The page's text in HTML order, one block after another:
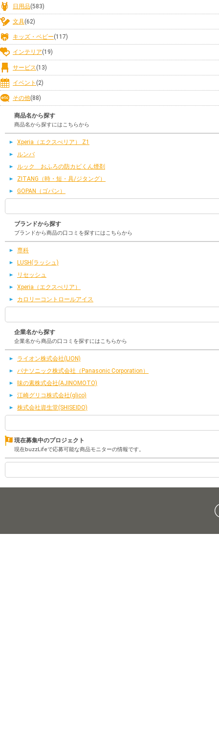
日用品(583)
文具(62)
キッズ・ベビー(117)
インテリア(19)
サービス (13)
イベント (2)
その他(88)
商品名から探す
商品名から探すにはこちらから
Xperia（エクスぺリア） Z1
ルンバ
ルック おふろの防カビくん煙剤
ZITANG（時・短・具/ジタング）
GOPAN（ゴパン）
ブランドから探す
ブランドから商品の口コミを探すにはこちらから
専科
LUSH(ラッシュ)
リセッシュ
Xperia（エクスぺリア）
カロリーコントロールアイス
企業名から探す
企業名から商品の口コミを探すにはこちらから
ライオン株式会社(LION)
パナソニック株式会社（Panasonic Corporation）
味の素株式会社(AJINOMOTO)
江崎グリコ株式会社(glico)
株式会社資生堂(SHISEIDO)
現在募集中のプロジェクト
現在buzzLifeで応募可能な商品モニターの情報です。